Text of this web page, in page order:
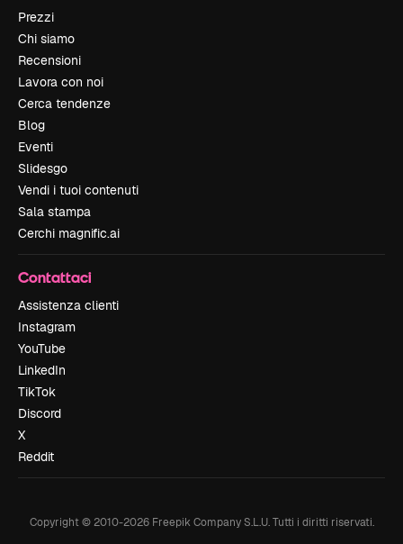
Prezzi
Chi siamo
Recensioni
Lavora con noi
Cerca tendenze
Blog
Eventi
Slidesgo
Vendi i tuoi contenuti
Sala stampa
Cerchi magnific.ai
Contattaci
Assistenza clienti
Instagram
YouTube
LinkedIn
TikTok
Discord
X
Reddit
Copyright © 2010-2026Freepik Company S.L.U. Tutti i diritti riservati.